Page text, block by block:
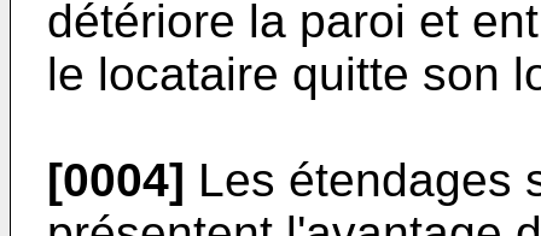
détériore la paroi et
le locataire quitte son
[0004] Les étendages